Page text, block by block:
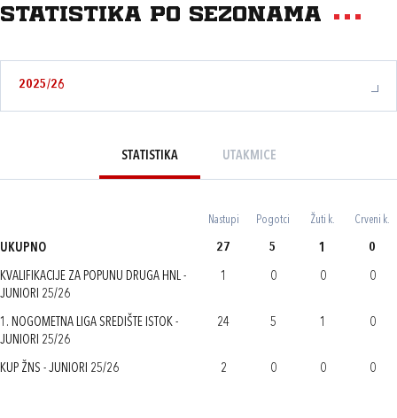
Statistika po sezonama
2025/26
STATISTIKA UTAKMICE
Nastupi Pogotci Žuti k. Crveni k.
UKUPNO 27 5 1 0
KVALIFIKACIJE ZA POPUNU DRUGA HNL -
JUNIORI 25/26
1 0 0 0
1. NOGOMETNA LIGA SREDIŠTE ISTOK -
JUNIORI 25/26
24 5 1 0
KUP ŽNS - JUNIORI 25/26 2 0 0 0